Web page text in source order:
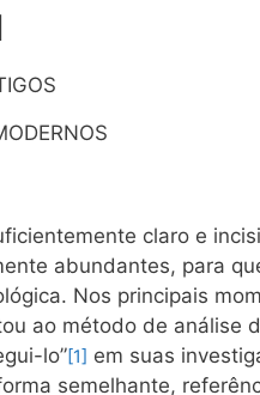
claro e
abundantes, para
Nos principais
ao método de análise
lo”[1] em suas
semelhante,